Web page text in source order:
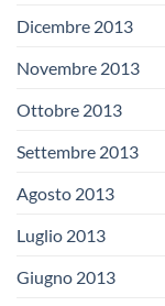
Dicembre 2013
Novembre 2013
Ottobre 2013
Settembre 2013
Agosto 2013
Luglio 2013
Giugno 2013